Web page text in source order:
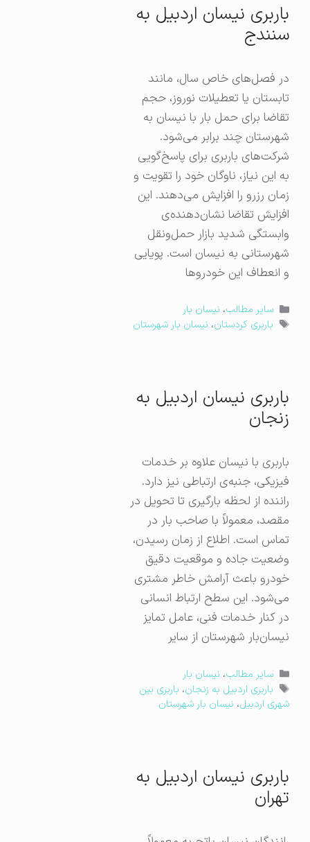
باربری نیسان اردبیل به
سنندج
در فصل‌های خاص سال، مانند
تابستان یا تعطیلات نوروز، حجم
تقاضا برای حمل بار با نیسان به
شهرستان چند برابر می‌شود.
شرکت‌های باربری برای پاسخ‌گویی
به این نیاز، ناوگان خود را تقویت و
زمان رزرو را افزایش می‌دهند. این
افزایش تقاضا نشان‌دهنده‌ی
وابستگی شدید بازار حمل‌ونقل
شهرستانی به نیسان است. پویایی
و انعطاف این خودروها
دسته‌ها
سایر مطالب،نیسان بار
برچسب‌ها
باربری کردستان،نیسان بار شهرستان
باربری نیسان اردبیل به
زنجان
باربری با نیسان علاوه بر خدمات
فیزیکی، جنبه‌ی ارتباطی نیز دارد.
راننده از لحظه بارگیری تا تحویل در
مقصد، معمولاً با صاحب بار در
تماس است. اطلاع از زمان رسیدن،
وضعیت جاده و موقعیت دقیق
خودرو باعث آرامش خاطر مشتری
می‌شود. این سطح ارتباط انسانی
در کنار خدمات فنی، عامل تمایز
نیسان‌بار شهرستان از سایر
دسته‌ها
سایر مطالب،نیسان بار
برچسب‌ها
باربری اردبیل به زنجان،باربری بین
شهری اردبیل،نیسان بار شهرستان
باربری نیسان اردبیل به
تهران